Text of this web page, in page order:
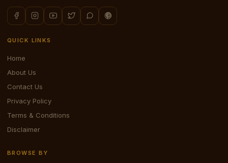
QUICK LINKS
Home
About Us
Contact Us
Privacy Policy
Terms & Conditions
Disclaimer
BROWSE BY